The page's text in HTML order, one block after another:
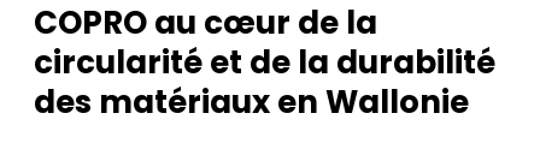
Privacy / Cookie statement
S’inscrire
Termes et conditions
COPRO au cœur de la
circularité et de la durabilité
des matériaux en Wallonie